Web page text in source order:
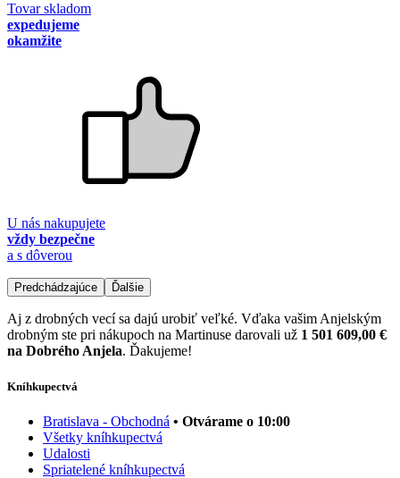
Tovar skladom
expedujeme
okamžite
U nás nakupujete
vždy bezpečne
a s dôverou
Predchádzajúce Ďalšie
Aj z drobných vecí sa dajú urobiť veľké. Vďaka vašim Anjelským
drobným ste pri nákupoch na Martinuse darovali už 1 501 609,00 €
na Dobrého Anjela. Ďakujeme!
Kníhkupectvá
Bratislava - Obchodná • Otvárame o 10:00
Všetky kníhkupectvá
Udalosti
Spriatelené kníhkupectvá